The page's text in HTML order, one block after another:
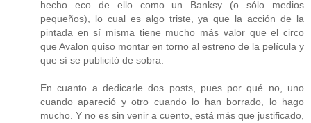
hecho eco de ello como un Banksy (o sólo medios
pequeños), lo cual es algo triste, ya que la acción de la
pintada en sí misma tiene mucho más valor que el circo
que Avalon quiso montar en torno al estreno de la película y
que sí se publicitó de sobra.
En cuanto a dedicarle dos posts, pues por qué no, uno
cuando apareció y otro cuando lo han borrado, lo hago
mucho. Y no es sin venir a cuento, está más que justificado,